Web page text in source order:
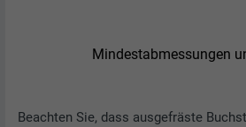
Mindestabmessungen
Beachten Sie, dass ausgefräste